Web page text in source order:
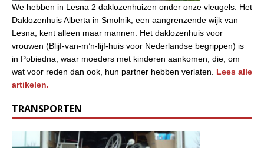
We hebben in Lesna 2 daklozenhuizen onder onze vleugels. Het
Daklozenhuis Alberta in Smolnik, een aangrenzende wijk van
Lesna, kent alleen maar mannen. Het daklozenhuis voor
vrouwen (Blijf-van-m’n-lijf-huis voor Nederlandse begrippen) is
in Pobiedna, waar moeders met kinderen aankomen, die, om
wat voor reden dan ook, hun partner hebben verlaten. Lees alle
artikelen.
TRANSPORTEN